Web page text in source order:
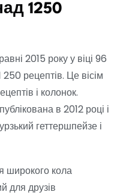
1250
2015 року у віці 96
рецептів. Це вісім
і колонок.
в 2012 році і
геттершпейзе і
широкого кола
для друзів